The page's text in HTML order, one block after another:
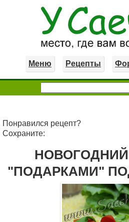
Меню Рецепты
Понравился рецепт?
Сохраните:
"ПОДАРКАМИ"